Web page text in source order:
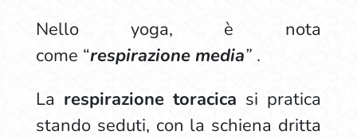
Nello yoga, è nota
come “respirazione media” .
La respirazione toracica si pratica
stando seduti, con la schiena dritta